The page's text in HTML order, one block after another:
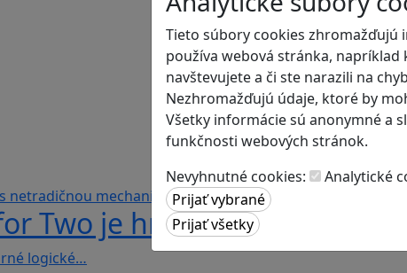
Tieto súbory cookies zhromažďujú
používa webová stránka,
navštevujete a či ste narazili na
Nezhromažďujú údaje, ktoré by
Všetky informácie sú anonymné a
funkčnosti webových stránok.
Nevyhnutné cookies:
Analytické
Tw‪o je hra s netradičnou
logické…